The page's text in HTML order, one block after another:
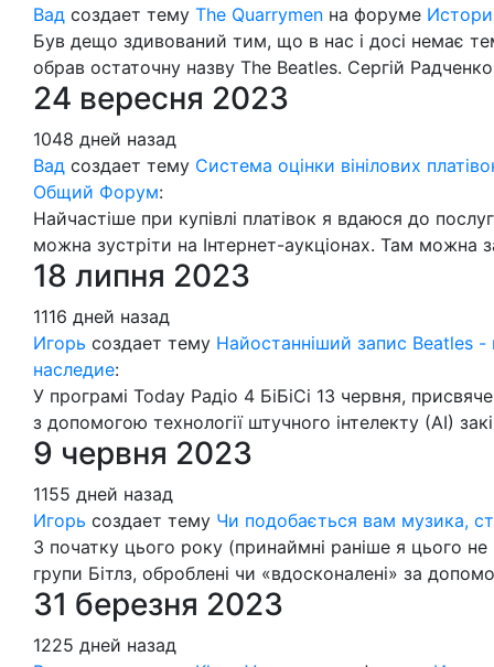
Вад создает тему The Quarrymen на форуме
Був дещо здивований тим, що в нас і досі немає
обрав остаточну назву The Beatles. Сергій
24 вересня 2023
1048 дней назад
Вад создает тему Система оцінки вінілових
Общий Форум:
Найчастіше при купівлі платівок я вдаюся до
можна зустріти на Інтернет-аукціонах. Там можна
18 липня 2023
1116 дней назад
Игорь создает тему Найостанніший запис Beatles -
наследие:
У програмі Today Радіо 4 БіБіСі 13 червня,
з допомогою технології штучного інтелекту (АІ)
9 червня 2023
1155 дней назад
Игорь создает тему Чи подобається вам музика,
З початку цього року (принаймні раніше я цього не
групи Бітлз, оброблені чи «вдосконалені» за
31 березня 2023
1225 дней назад